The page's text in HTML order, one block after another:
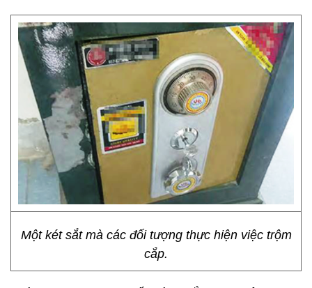
Một két sắt mà các đối tượng thực hiện việc trộm
cắp.